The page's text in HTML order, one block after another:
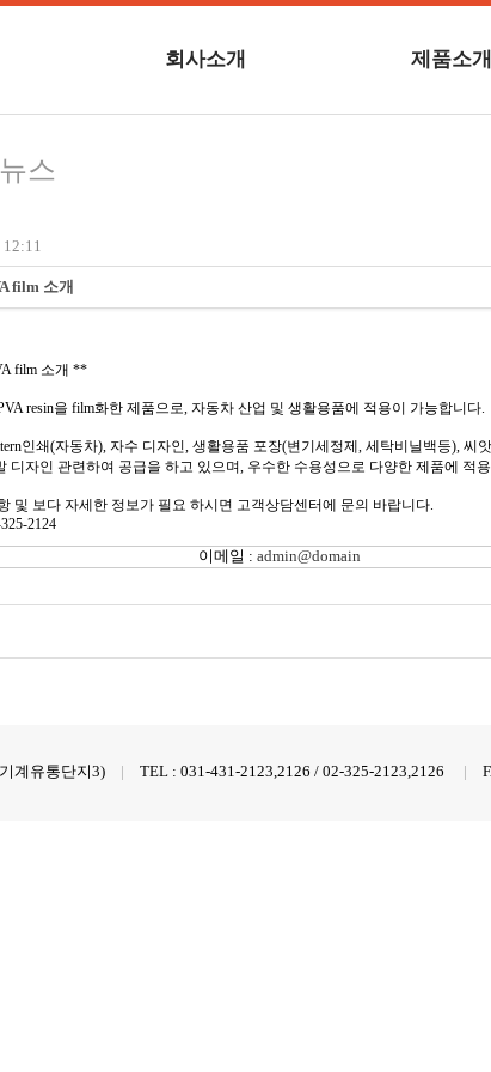
회사소개 제품소개
스
12:11
film 소개
film 소개 **
resin을 film화한 제품으로, 자동차 산업 및 생활용품에 적용이 가능합니다.
인쇄(자동차), 자수 디자인, 생활용품 포장(변기세정제, 세탁비닐백등), 씨
디자인 관련하여 공급을 하고 있으며, 우수한 수용성으로 다양한 제품에 적
및 보다 자세한 정보가 필요 하시면 고객상담센터에 문의 바랍니다.
2124
이메일 : admin@domain
기계유통단지3) TEL : 031-431-2123,2126 / 02-325-2123,2126